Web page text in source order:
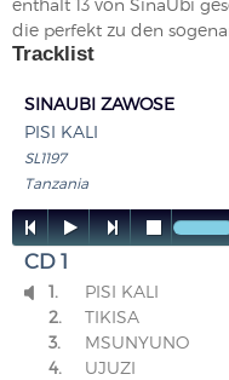
enthält 13 von SinaUbi
die perfekt zu den
Tracklist
SINAUBI ZAWOSE
PISI KALI
SL1197
Tanzania
   
CD 1
 1. PISI KALI
2.
TIKISA
3.
MSUNYUNO
4.
UJUZI